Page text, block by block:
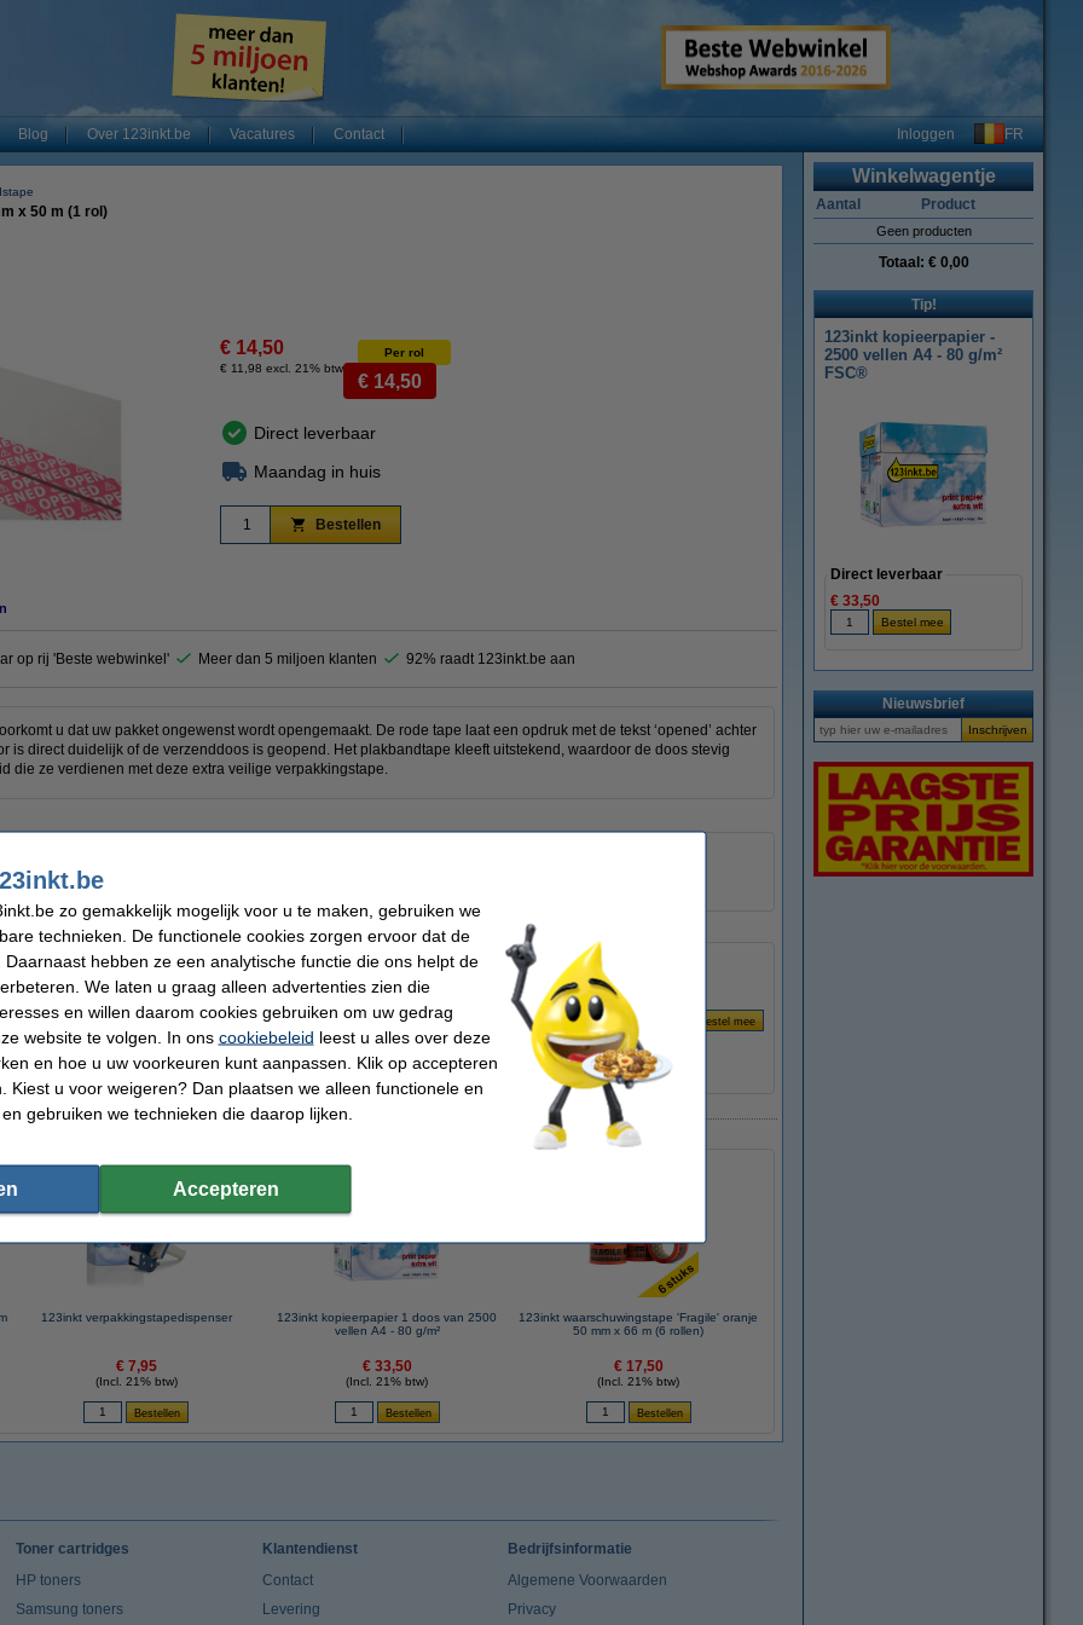
Blog Over 123inkt.be Vacatures Contact Inloggen FR
x 50 m (1 rol)
€ 14,50
€ 11,98 excl. 21% btw
Per rol
€ 14,50
Direct leverbaar
Maandag in huis
Bestellen
op rij 'Beste webwinkel' Meer dan 5 miljoen klanten 92% raadt 123inkt.be aan
u dat uw pakket ongewenst wordt opengemaakt. De rode tape laat een opdruk met de tekst ‘opened’ achter
is direct duidelijk of de verzenddoos is geopend. Het plakbandtape kleeft uitstekend, waardoor de doos stevig
die ze verdienen met deze extra veilige verpakkingstape.
artikel ook besteld hebben
123inkt verpakkingstapedispenser
€ 7,95
(Incl. 21% btw)
123inkt kopieerpapier 1 doos van 2500
vellen A4 - 80 g/m²
€ 33,50
(Incl. 21% btw)
123inkt waarschuwingstape 'Fragile' oranje
50 mm x 66 m (6 rollen)
€ 17,50
(Incl. 21% btw)
Winkelwagentje
Aantal Product
Geen producten
Totaal: € 0,00
Tip!
123inkt kopieerpapier -
2500 vellen A4 - 80 g/m²
FSC®
Direct leverbaar
€ 33,50
Nieuwsbrief
Toner cartridges
HP toners
Samsung toners
Klantendienst
Contact
Levering
Bedrijfsinformatie
Algemene Voorwaarden
Privacy
zo gemakkelijk mogelijk voor u te maken, gebruiken we
technieken. De functionele cookies zorgen ervoor dat de
hebben ze een analytische functie die ons helpt de
We laten u graag alleen advertenties zien die
en willen daarom cookies gebruiken om uw gedrag
website te volgen. In ons cookiebeleid leest u alles over deze
en hoe u uw voorkeuren kunt aanpassen. Klik op accepteren
Kiest u voor weigeren? Dan plaatsen we alleen functionele en
gebruiken we technieken die daarop lijken.
Accepteren